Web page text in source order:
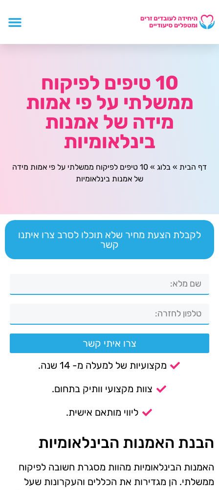
10 טיפים לפיקוח
ממשלתי על פי אמות
מידה של אמנות
בינלאומיות
דף הבית » בלוג »
10 טיפים לפיקוח ממשלתי על פי אמות מידה
של אמנות בינלאומיות
לקבלת הצעת מחיר שלא תוכלו לסרב צרו איתנו
קשר
צרו איתי קשר
מקצועיות של למעלה מ- 14 שנה.
צוות מקצועי וותיק בתחום.
ליווי מותאם אישית.
הבנת האמנות הבינלאומיות
האמנות הבינלאומיות מהוות מסגרת חשובה לפיקוח
ממשלתי. הן מגדירות את הכללים והעקרונות שעל